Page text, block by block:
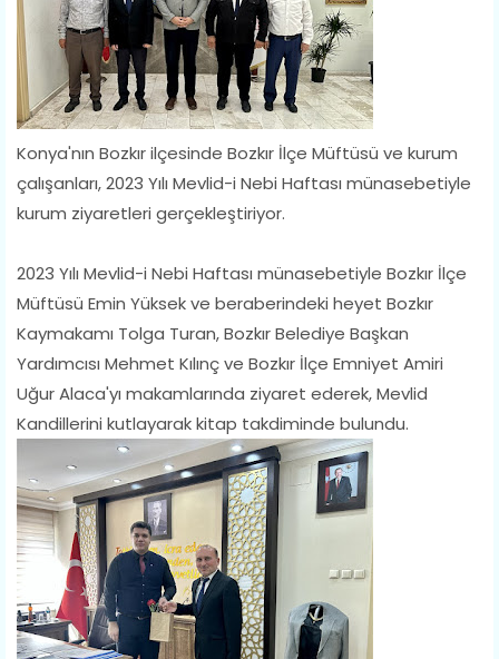
Konya'nın Bozkır ilçesinde Bozkır İlçe Müftüsü ve kurum
çalışanları, 2023 Yılı Mevlid-i Nebi Haftası münasebetiyle
kurum ziyaretleri gerçekleştiriyor.
2023 Yılı Mevlid-i Nebi Haftası münasebetiyle Bozkır İlçe
Müftüsü Emin Yüksek ve beraberindeki heyet Bozkır
Kaymakamı Tolga Turan, Bozkır Belediye Başkan
Yardımcısı Mehmet Kılınç ve Bozkır İlçe Emniyet Amiri
Uğur Alaca'yı makamlarında ziyaret ederek, Mevlid
Kandillerini kutlayarak kitap takdiminde bulundu.